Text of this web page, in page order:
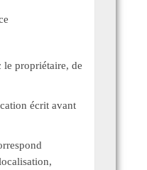
le propriétaire, de
écrit avant